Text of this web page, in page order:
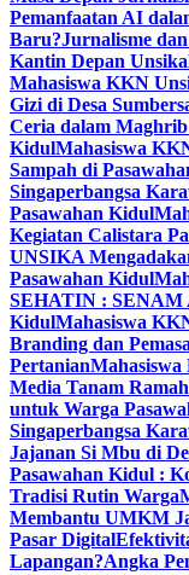
Pemanfaatan AI
Baru?Jurnalisme
Kantin Depan Unsika
Mahasiswa KKN
Gizi di Desa
Ceria dalam
KidulMahasiswa
Sampah di
Singaperbangsa
Pasawahan Kidul
Kegiatan Calistara
UNSIKA
Pasawahan Kidul
SEHATIN : SENAM
KidulMahasiswa
Branding dan
Pertanian
Media Tanam
untuk Warga
Singaperbangsa
Jajanan Si Mbu di
Pasawahan Kidul :
Tradisi Rutin Warga
Membantu UMKM
Pasar Digital
Lapangan?Angka